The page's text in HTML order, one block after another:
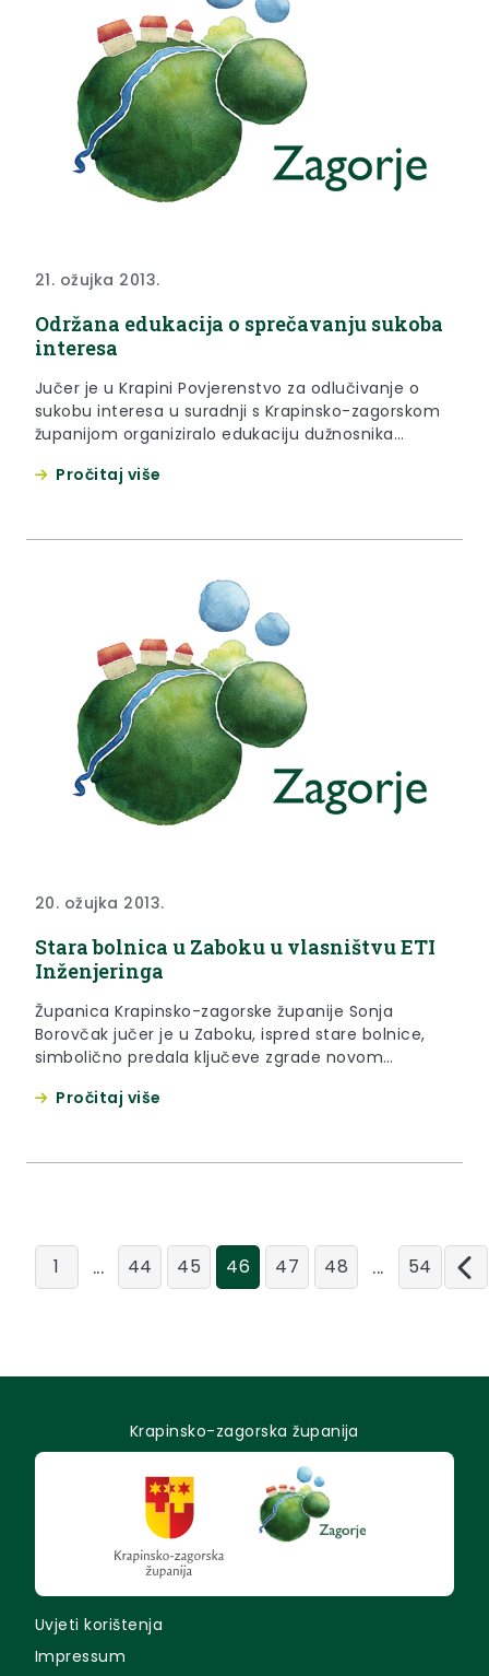
21. ožujka 2013.
Održana edukacija o sprečavanju sukoba
interesa
Jučer je u Krapini Povjerenstvo za odlučivanje o
sukobu interesa u suradnji s Krapinsko-zagorskom
županijom organiziralo edukaciju dužnosnika
razina na području Krapinsko-zagorske županije na
Odluci i Rješenju Ustavnog suda RH".
Pročitaj više
20. ožujka 2013.
Stara bolnica u Zaboku u vlasništvu ETI
Inženjeringa
Županica Krapinsko-zagorske županije Sonja
Borovčak jučer je u Zaboku, ispred stare bolnice,
simbolično predala ključeve zgrade novom
Josipu Šimagu.
Pročitaj više
1 ... 44 45 46 47 48 ... 54
Krapinsko-zagorska županija
Uvjeti korištenja
Impressum